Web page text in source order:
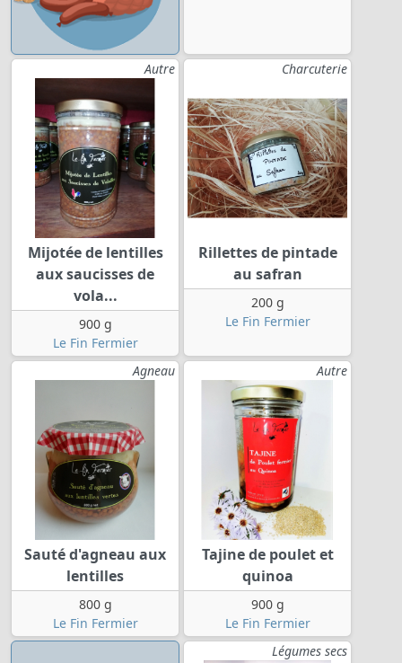
Autre
Mijotée de lentilles
aux saucisses de
vola...
900 g
Le Fin Fermier
Charcuterie
Rillettes de pintade
au safran
200 g
Le Fin Fermier
Agneau
Sauté d'agneau aux
lentilles
800 g
Le Fin Fermier
Autre
Tajine de poulet et
quinoa
900 g
Le Fin Fermier
Légumes secs